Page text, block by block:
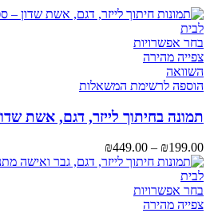
בחר אפשרויות
מספר
ניתן
לבחור
את
האפשרויות
בעמוד
צפייה מהירה
השוואה
הוספה לרשימת המשאלות
תמונה בחיתוך לייזר, דגם, אשת
₪199.00
–
₪449.00
מחירים:
בחר אפשרויותלמוצר
צפייה מהירה